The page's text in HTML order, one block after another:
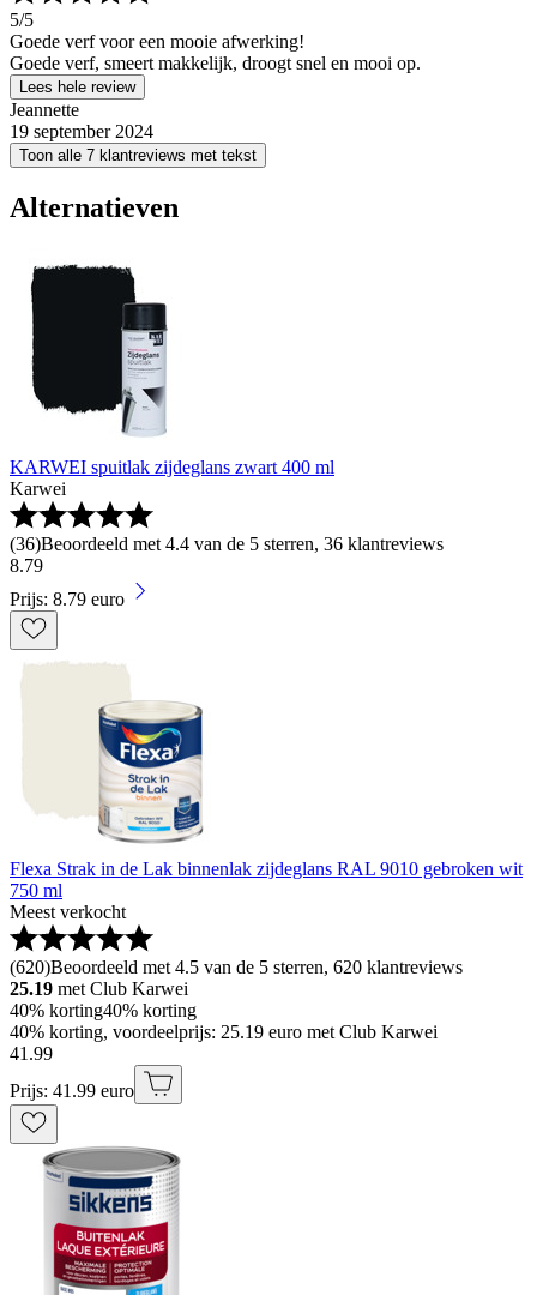
5/5
Goede verf voor een mooie afwerking!
Goede verf, smeert makkelijk, droogt snel en mooi op.
Lees hele review
Jeannette
19 september 2024
Toon alle 7 klantreviews met tekst
Alternatieven
KARWEI spuitlak zijdeglans zwart 400 ml
Karwei
(36)Beoordeeld met 4.4 van de 5 sterren, 36 klantreviews
8.79
Prijs: 8.79 euro
Flexa Strak in de Lak binnenlak zijdeglans RAL 9010 gebroken wit
750 ml
Meest verkocht
(620)Beoordeeld met 4.5 van de 5 sterren, 620 klantreviews
25.19 met Club Karwei
40% korting40% korting
40% korting, voordeelprijs: 25.19 euro met Club Karwei
41 .99
Prijs: 41.99 euro